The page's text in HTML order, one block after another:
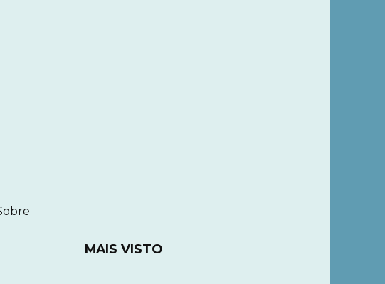
MAIS VISTO